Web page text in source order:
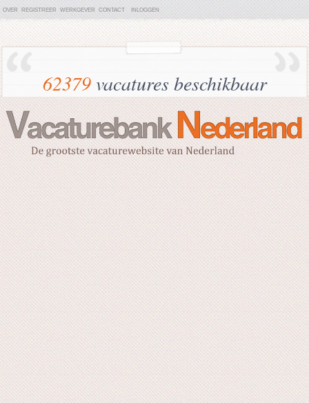
OVER REGISTREER WERKGEVER CONTACT INLOGGEN
62379vacatures beschikbaar